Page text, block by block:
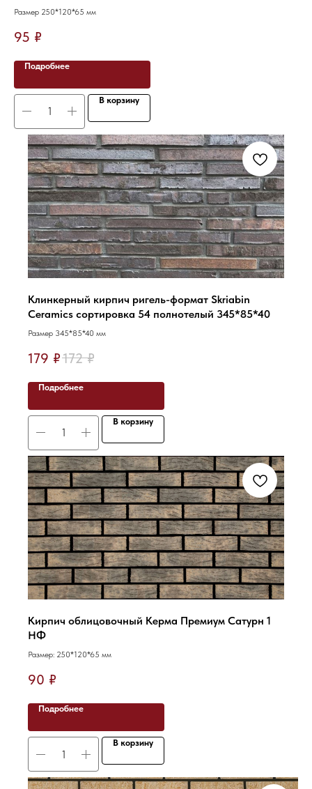
Размер 250*120*65 мм
95 ₽
Подробнее
В корзину
Клинкерный кирпич ригель-формат Skriabin
Ceramics сортировка 54 полнотелый 345*85*40
Размер 345*85*40 мм
179 ₽172 ₽
Подробнее
В корзину
Кирпич облицовочный Керма Премиум Сатурн 1
НФ
Размер: 250*120*65 мм
90 ₽
Подробнее
В корзину